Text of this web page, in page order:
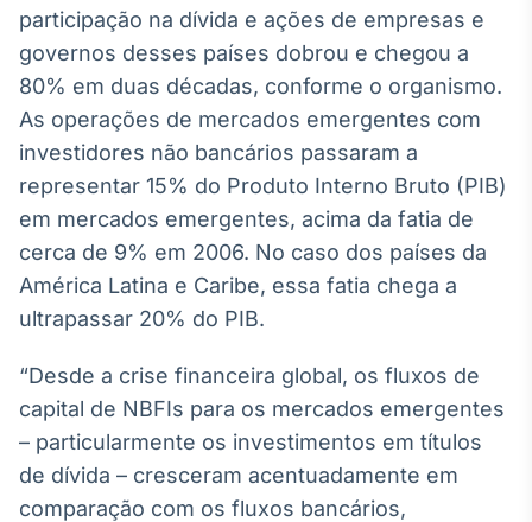
Broadcast
Datafeed
APIs para
integração de
dados
Broadcast
headlines de
Broadcast
Widgets
Componentes
para conteúdos e
participação na dívida e ações de empresas e
governos desses países dobrou e chegou a
80% em duas décadas, conforme o organismo.
As operações de mercados emergentes com
investidores não bancários passaram a
representar 15% do Produto Interno Bruto (PIB)
em mercados emergentes, acima da fatia de
cerca de 9% em 2006. No caso dos países da
América Latina e Caribe, essa fatia chega a
ultrapassar 20% do PIB.
“Desde a crise financeira global, os fluxos de
capital de NBFIs para os mercados emergentes
– particularmente os investimentos em títulos
de dívida – cresceram acentuadamente em
comparação com os fluxos bancários,